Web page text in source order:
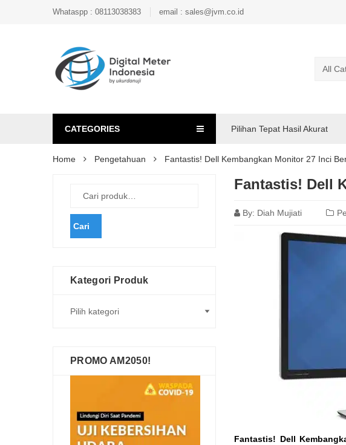
Whataspp : 08113038383 email : sales@jvm.co.id
CATEGORIES Pilihan Tepat Hasil Akurat
Home Pengetahuan Fantastis! Dell Kembangkan Monitor 27 Inci
Fantastis! Dell
By: Diah Mujiati
Fantastis! Dell
Cari
Kategori Produk
PROMO AM2050!